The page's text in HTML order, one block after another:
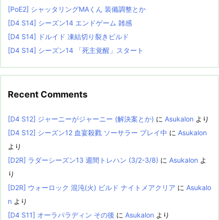
[PoE2] シャッタリングMAくん 装備調整とか
[D4 S14] シーズン14 エンドゲーム 雑感
[D4 S14] ドルイド 凍結切り裂きビルド
[D4 S14] シーズン14 「死主覚醒」スタート
Recent Comments
[D4 S12] ジャーニーがジャーニー (解決案とか) に Asukalon より
[D4 S12] シーズン12 血宴殺戮 ソーサラー プレイ中 に Asukalon
より
[D2R] ラダーシーズン13 週間トレハン (3/2-3/8) に Asukalon よ
り
[D2R] ウォーロック 混沌(火) ビルド ナイトメアクリア に Asukalo
n より
[D4 S11] オーラパラディン その後 に Asukalon より